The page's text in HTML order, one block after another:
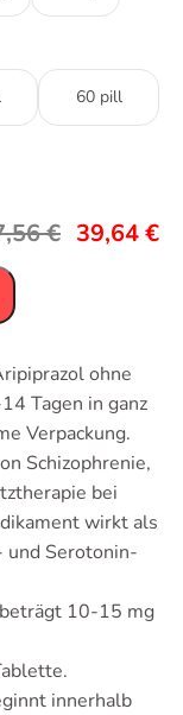
60 pill
€ 39,64€
ohne
Tagen in ganz
Verpackung.
Schizophrenie,
bei
wirkt als
Serotonin-
10-15 mg
innerhalb